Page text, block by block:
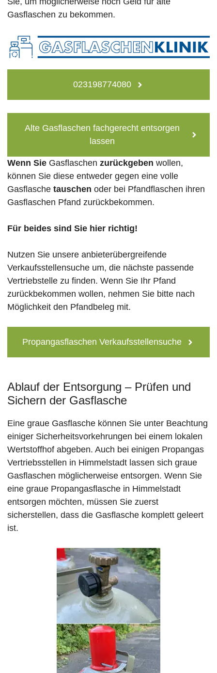
Gasflaschen zu bekommen.
023198774080
Alte Gasflaschen fachgerecht entsorgen
lassen
Wenn Sie Gasflaschen zurückgeben wollen,
können Sie diese entweder gegen eine volle
Gasflasche tauschen oder bei Pfandflaschen ihren
Gasflaschen Pfand zurückbekommen.
Für beides sind Sie hier richtig!
Nutzen Sie unsere anbieterübergreifende
Verkaufsstellensuche um, die nächste passende
Vertriebstelle zu finden. Wenn Sie Ihr Pfand
zurückbekommen wollen, nehmen Sie bitte nach
Möglichkeit den Pfandbeleg mit.
Propangasflaschen Verkaufsstellensuche
Ablauf der Entsorgung – Prüfen und
Sichern der Gasflasche
Eine graue Gasflasche können Sie unter Beachtung
einiger Sicherheitsvorkehrungen bei einem lokalen
Wertstoffhof abgeben. Auch bei einigen Propangas
Vertriebsstellen in Himmelstadt lassen sich graue
Gasflaschen möglicherweise entsorgen. Wenn Sie
eine graue Propangasflasche in Himmelstadt
entsorgen möchten, müssen Sie zuerst
sicherstellen, dass die Gasflasche komplett geleert
ist.